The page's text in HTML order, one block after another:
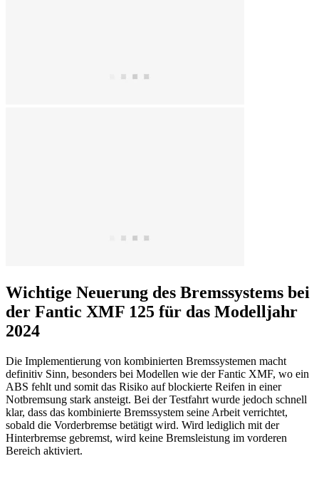
Wichtige Neuerung des Bremssystems bei
der Fantic XMF 125 für das Modelljahr
2024
Die Implementierung von kombinierten Bremssystemen macht
definitiv Sinn, besonders bei Modellen wie der Fantic XMF, wo ein
ABS fehlt und somit das Risiko auf blockierte Reifen in einer
Notbremsung stark ansteigt. Bei der Testfahrt wurde jedoch schnell
klar, dass das kombinierte Bremssystem seine Arbeit verrichtet,
sobald die Vorderbremse betätigt wird. Wird lediglich mit der
Hinterbremse gebremst, wird keine Bremsleistung im vorderen
Bereich aktiviert.